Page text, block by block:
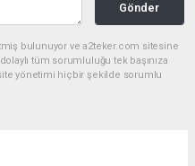
Gönder
bulunuyor ve a2teker.com sitesine
tüm sorumluluğu tek başınıza
yönetimi hiçbir şekilde sorumlu